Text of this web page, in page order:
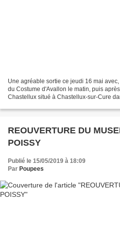
Une agréable sortie ce jeudi 16 mai
du Costume d'Avallon le matin, puis
Chastellux situé à Chastellux-sur-Cure
REOUVERTURE DU
POISSY
Publié le 15/05/2019 à 18:09
Par Poupees